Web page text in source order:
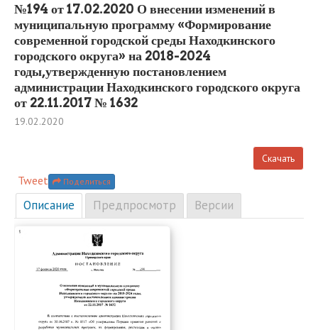
№194 от 17.02.2020 О внесении изменений в
муниципальную программу «Формирование
современной городской среды Находкинского
городского округа» на 2018-2024
годы,утвержденную постановлением
администрации Находкинского городского округа
от 22.11.2017 № 1632
19.02.2020
Скачать
Поделиться
Tweet
Описание Предпросмотр Версии